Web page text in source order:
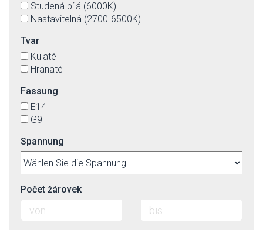
Studená bílá (6000K)
Nastavitelná (2700-6500K)
Tvar
Kulaté
Hranaté
Fassung
E14
G9
Spannung
Počet žárovek